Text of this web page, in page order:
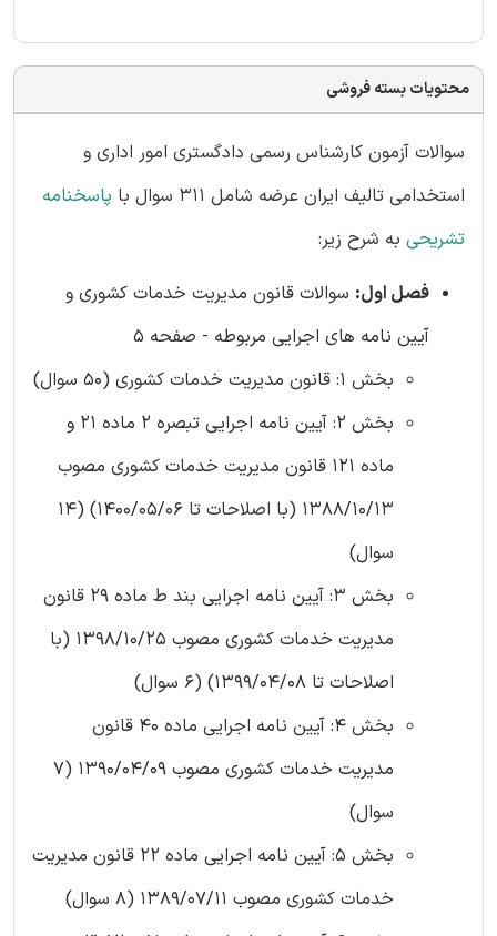
محتویات بسته فروشی
سوالات آزمون کارشناس رسمی دادگستری امور اداری و
استخدامی تالیف ایران عرضه شامل 311 سوال با
پاسخنامه
تشریحی به شرح زیر:
فصل اول: سوالات قانون مدیریت خدمات کشوری و
آیین نامه های اجرایی مربوطه - صفحه 5
بخش 1: قانون مدیریت خدمات کشوری (50 سوال)
بخش 2: آیین نامه اجرایی تبصره 2 ماده 21 و
ماده 121 قانون مدیریت خدمات کشوری مصوب
1388/10/13 (با اصلاحات تا 1400/05/06) (14
سوال)
بخش 3: آیین نامه اجرایی بند ط ماده 29 قانون
مدیریت خدمات کشوری مصوب 1398/10/25 (با
اصلاحات تا 1399/04/08) (6 سوال)
بخش 4: آیین نامه اجرایی ماده 40 قانون
مدیریت خدمات کشوری مصوب 1390/04/09 (7
سوال)
بخش 5: آیین نامه اجرایی ماده 22 قانون مدیریت
خدمات کشوری مصوب 1389/07/11 (8 سوال)